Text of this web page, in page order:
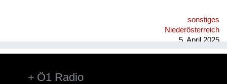
sonstiges
Niederösterreich
5. April 2025
Ö1 Radio